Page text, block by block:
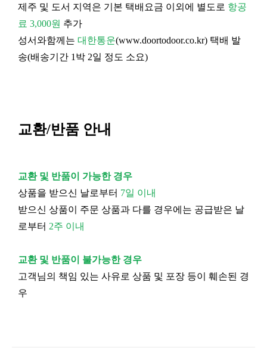
제주 및 도서 지역은 기본 택배요금 이외에 별도로 항공
료 3,000원 추가
성서와함께는 대한통운(www.doortodoor.co.kr) 택배 발
송(배송기간 1박 2일 정도 소요)
교환/반품 안내
교환 및 반품이 가능한 경우
상품을 받으신 날로부터 7일 이내
받으신 상품이 주문 상품과 다를 경우에는 공급받은 날
로부터 2주 이내
교환 및 반품이 불가능한 경우
고객님의 책임 있는 사유로 상품 및 포장 등이 훼손된 경
우